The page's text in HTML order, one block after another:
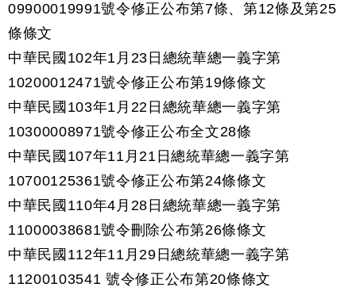
09900019991號令修正公布第7條、第12條及第25
條條文
中華民國102年1月23日總統華總一義字第
10200012471號令修正公布第19條條文
中華民國 103年1月22日 總統華總一義字第
10300008971號令修正公布全文28條
中華民國107年11月21日總統華總一義字第
10700125361號令修正公布第24條條文
中華民國110年4月28日總統華總一義字第
11000038681號令刪除公布第26條條文
中華民國112年11月29日總統華總一義字第
11200103541 號令修正公布第20條條文